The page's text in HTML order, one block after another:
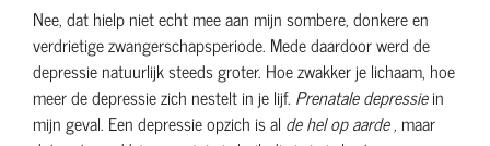
Nee, dat hielp niet echt mee aan mijn sombere, donkere en
verdrietige zwangerschapsperiode. Mede daardoor werd de
depressie natuurlijk steeds groter. Hoe zwakker je lichaam, hoe
meer de depressie zich nestelt in je lijf. Prenatale depressiein
mijn geval. Een depressie opzich is al de hel op aarde , maar